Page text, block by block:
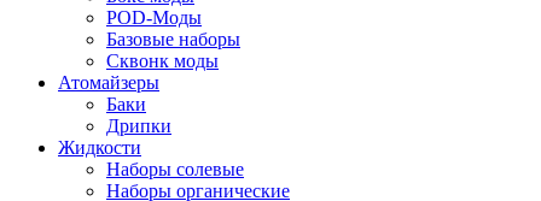
POD-Моды
Базовые наборы
Сквонк моды
Атомайзеры
Баки
Дрипки
Жидкости
Наборы солевые
Наборы органические